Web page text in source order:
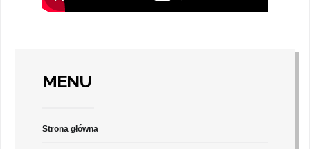
MENU
Strona główna